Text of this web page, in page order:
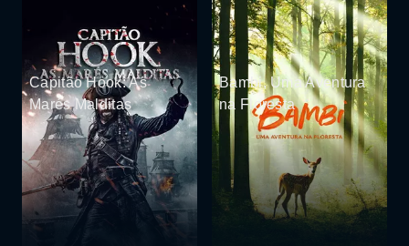
Capitão Hook: As
Marés Malditas
Bambi, Uma Aventura
na Floresta